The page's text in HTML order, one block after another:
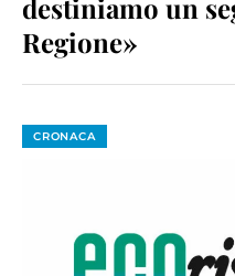
destiniamo un
Regione»
CRONACA